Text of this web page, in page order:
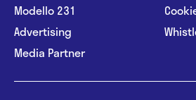
Modello 231
Advertising
Media Partner